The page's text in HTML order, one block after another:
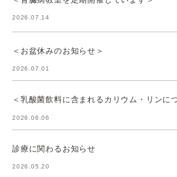
2026.07.14
＜お盆休みのお知らせ＞
2026.07.01
＜乳酸菌飲料に含まれるカリウム・リンに
2026.06.06
診療に関わるお知らせ
2026.05.20